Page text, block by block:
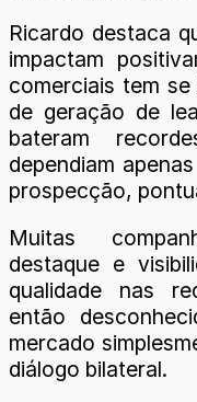
Ricardo destaca
impactam
comerciais tem
de geração de
bateram
dependiam
prospecção,
Muitas
destaque e
qualidade nas
então
mercado
diálogo bilateral.